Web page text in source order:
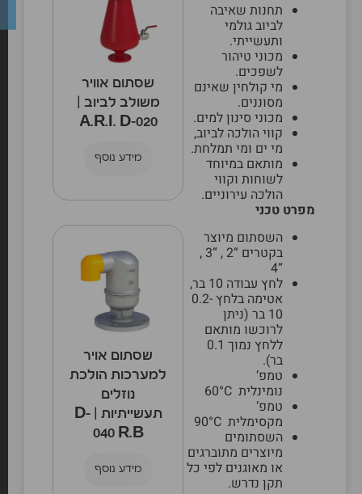
תחנות שאיבה
לביוב גולמי
ותעשייתי.
מכוני טיהור
לשפכים.
מי קולחין שאינם
מסוננים.
מכוני סינון למים.
קווי הולכה לביוב,
מי ים ומי תמלחת.
מותאם במיוחד
לשוחות וקווי
הולכה עירוניים.
מפרט טכני
השסתום מיוצר
בקטרים “2 , “3 ,
“4
לחץ עבודה 10 בר,
אטימה בלחץ 0.2-
10 בר (ניתן
לרוכשו מותאם
ללחץ נמוך 0.1
בר).
טמפ’
נומינלית 60°C
טמפ’
מקסימלית 90°C
השסתומים
מיוצרים מתוברגים
או מאוגנים לפי כל
תקן נדרש.
שסתום אוויר
משולב לביוב |
A.R.I. D‑020
מידע נוסף
שסתום אויר
למערכות הולכת
נוזלים
תעשייתיות | D-
040 R.B
מידע נוסף